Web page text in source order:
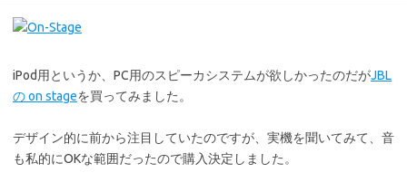
iPod用というか、PC用のスピーカシステムが欲しかったのだがJBL
の on stageを買ってみました。
デザイン的に前から注目していたのですが、実機を聞いてみて、音
も私的にOKな範囲だったので購入決定しました。